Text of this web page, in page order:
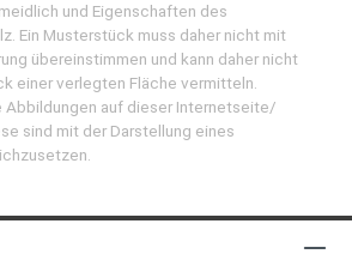
und Eigenschaften des
Ein Musterstück muss daher nicht mit
übereinstimmen und kann daher nicht
einer verlegten Fläche vermitteln.
Abbildungen auf dieser Internetseite/
sind mit der Darstellung eines